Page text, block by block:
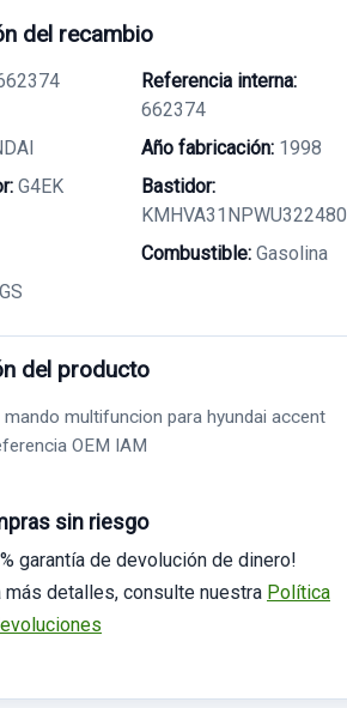
del recambio
Referencia interna:
662374
Año fabricación: 1998
G4EK
Bastidor:
KMHVA31NPWU322480
Combustible: Gasolina
del producto
mando multifuncion para hyundai accent
OEM IAM
sin riesgo
garantía de devolución de dinero!
más detalles, consulte nuestra Política